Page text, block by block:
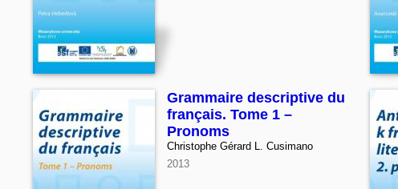
Grammaire descriptive du
français. Tome 1 –
Pronoms
Christophe Gérard L. Cusimano
2013